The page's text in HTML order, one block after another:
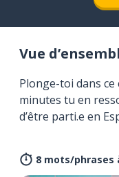
Vue
Plonge-toi dans
minutes tu en
d’être parti.e en
8 mots/phrases